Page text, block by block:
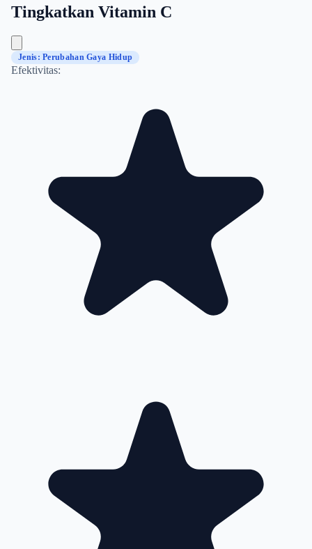
Tingkatkan Vitamin C
Jenis: Perubahan Gaya Hidup
Efektivitas: